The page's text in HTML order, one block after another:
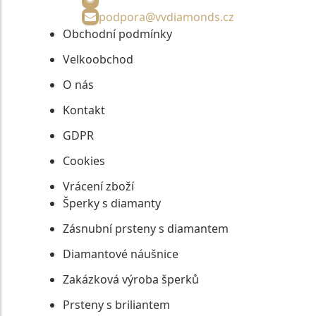
podpora@vvdiamonds.cz
Obchodní podmínky
Velkoobchod
O nás
Kontakt
GDPR
Cookies
Vrácení zboží
Šperky s diamanty
Zásnubní prsteny s diamantem
Diamantové náušnice
Zakázková výroba šperků
Prsteny s briliantem